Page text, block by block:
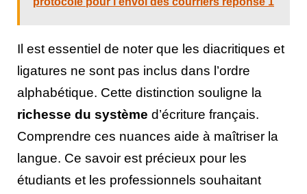
Il est essentiel de noter que les diacritiques et
ligatures ne sont pas inclus dans l’ordre
alphabétique. Cette distinction souligne la
richesse du système d’écriture français.
Comprendre ces nuances aide à maîtriser la
langue. Ce savoir est précieux pour les
étudiants et les professionnels souhaitant